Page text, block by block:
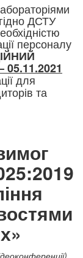
ДСТУ
персоналу
05.11.2021
для
та